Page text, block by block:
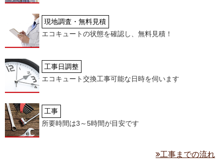
現地調査・無料見積
エコキュートの状態を確認し、無料見積！
工事日調整
エコキュート交換工事可能な日時を伺います
工事
所要時間は3～5時間が目安です
工事までの流れ